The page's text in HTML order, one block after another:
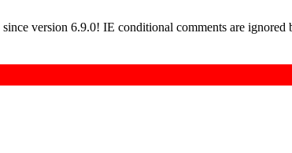
since version 6.9.0! IE conditional comments are ignored